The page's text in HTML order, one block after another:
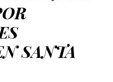
SANTA